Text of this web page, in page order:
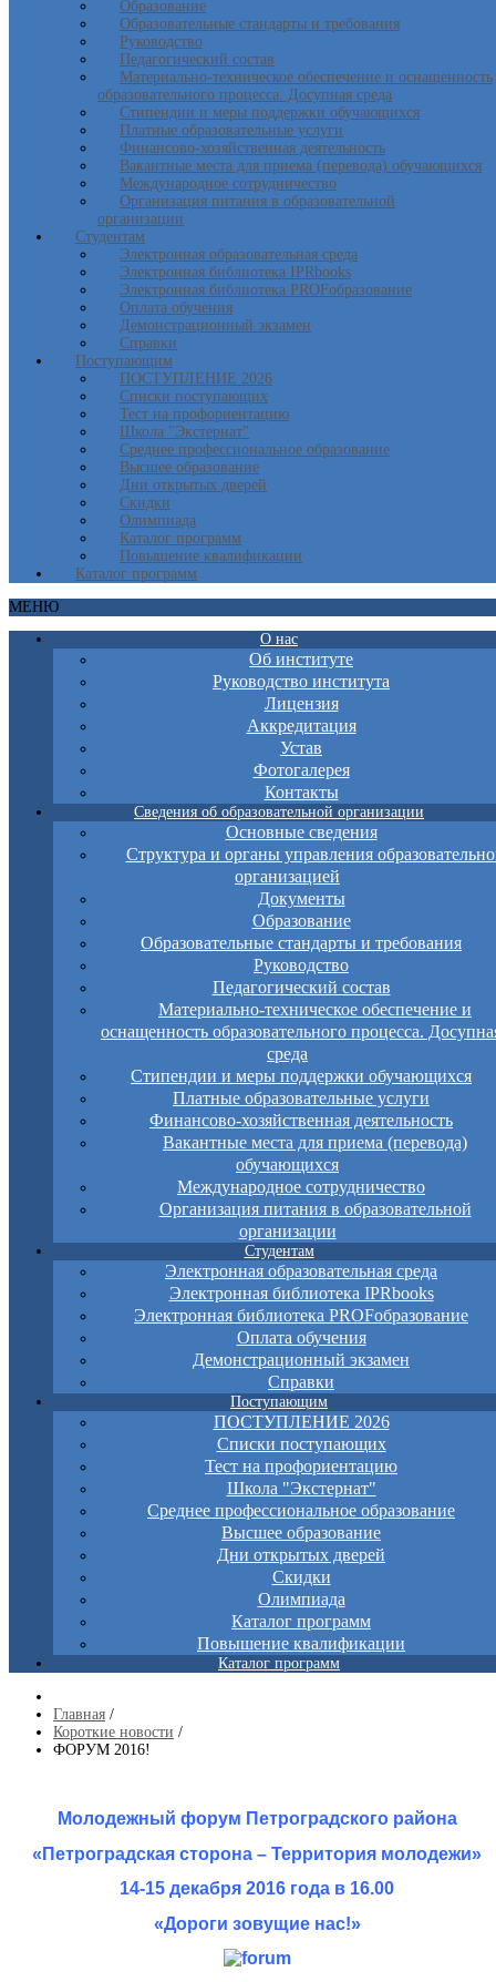
Образование
Образовательные стандарты и требования
Руководство
Педагогический состав
Материально-техническое обеспечение и оснащенность
образовательного процесса. Досупная среда
Стипендии и меры поддержки обучающихся
Платные образовательные услуги
Финансово-хозяйственная деятельность
Вакантные места для приема (перевода) обучающихся
Международное сотрудничество
Организация питания в образовательной
организации
Студентам
Электронная образовательная среда
Электронная библиотека IPRbooks
Электронная библиотека PROFобразование
Оплата обучения
Демонстрационный экзамен
Справки
Поступающим
ПОСТУПЛЕНИЕ 2026
Списки поступающих
Тест на профориентацию
Школа "Экстернат"
Среднее профессиональное образование
Высшее образование
Дни открытых дверей
Скидки
Олимпиада
Каталог программ
Повышение квалификации
Каталог программ
МЕНЮ
О нас
Об институте
Руководство института
Лицензия
Аккредитация
Устав
Фотогалерея
Контакты
Сведения об образовательной организации
Основные сведения
Структура и органы управления
организацией
Документы
Образование
Образовательные стандарты и требования
Руководство
Педагогический состав
Материально-техническое обеспечение и
оснащенность образовательного процесса.
среда
Стипендии и меры поддержки обучающихся
Платные образовательные услуги
Финансово-хозяйственная деятельность
Вакантные места для приема (перевода)
обучающихся
Международное сотрудничество
Организация питания в образовательной
организации
Студентам
Электронная образовательная среда
Электронная библиотека IPRbooks
Электронная библиотека PROFобразование
Оплата обучения
Демонстрационный экзамен
Справки
Поступающим
ПОСТУПЛЕНИЕ 2026
Списки поступающих
Тест на профориентацию
Школа "Экстернат"
Среднее профессиональное образование
Высшее образование
Дни открытых дверей
Скидки
Олимпиада
Каталог программ
Повышение квалификации
Каталог программ
Главная /
Короткие новости /
ФОРУМ 2016!
Молодежный форум Петроградского района
«Петроградская сторона – Территория молодежи»
14-15 декабря 2016 года в 16.00
«Дороги зовущие нас!»